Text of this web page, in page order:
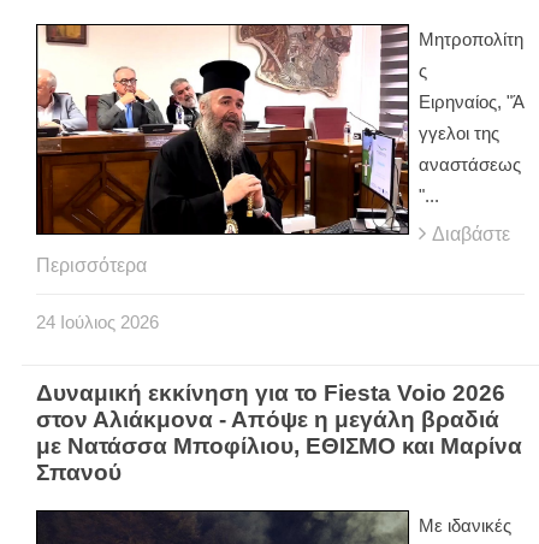
Μητροπολίτη
ς
Ειρηναίος, "Ά
γγελοι της
αναστάσεως
"...
Διαβάστε
Περισσότερα
24 Ιούλιος 2026
Δυναμική εκκίνηση για το Fiesta Voio 2026
στον Αλιάκμονα - Απόψε η μεγάλη βραδιά
με Νατάσσα Μποφίλιου, ΕΘΙΣΜΟ και Μαρίνα
Σπανού
Με ιδανικές